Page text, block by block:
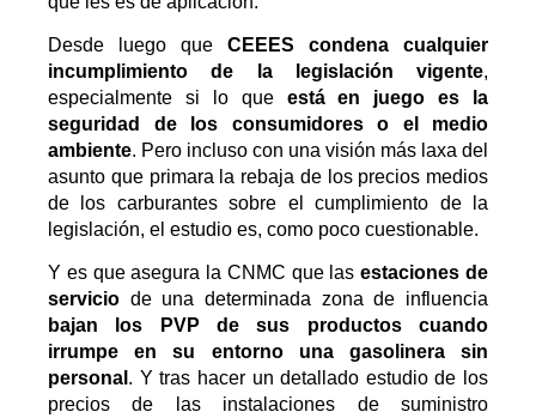
Desde luego que CEEES condena cualquier
incumplimiento de la legislación vigente,
especialmente si lo que está en juego es la
seguridad de los consumidores o el medio
ambiente. Pero incluso con una visión más laxa del
asunto que primara la rebaja de los precios medios
de los carburantes sobre el cumplimiento de la
legislación, el estudio es, como poco cuestionable.
Y es que asegura la CNMC que lasestaciones de
servicio de una determinada zona de influencia
bajan los PVP de sus productos cuando
irrumpe en su entorno una gasolinera sin
personal . Y tras hacer un detallado estudio de los
precios de las instalaciones de suministro